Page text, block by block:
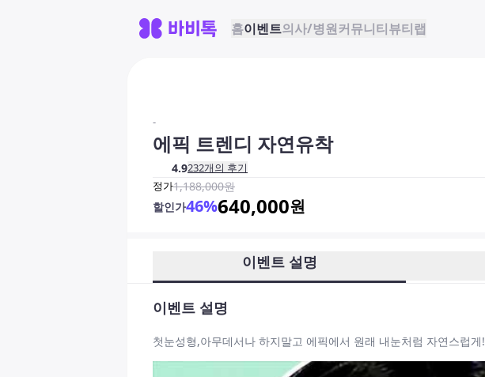
홈이벤트의사/병원커뮤니티뷰티랩
-
에픽 트렌디 자연유착
4.9232개의 후기
정가1,188,000원
할인가46%640,000원
이벤트 설명
이벤트 설명
첫눈성형,아무데서나 하지말고 에픽에서 원래 내눈처럼 자연스럽게!